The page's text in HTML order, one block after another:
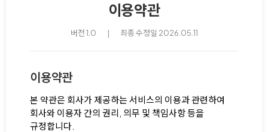
이용약관
버전 1.0 | 최종 수정일 2026.05.11
이용약관
본 약관은 회사가 제공하는 서비스의 이용과 관련하여
회사와 이용자 간의 권리, 의무 및 책임사항 등을
규정합니다.